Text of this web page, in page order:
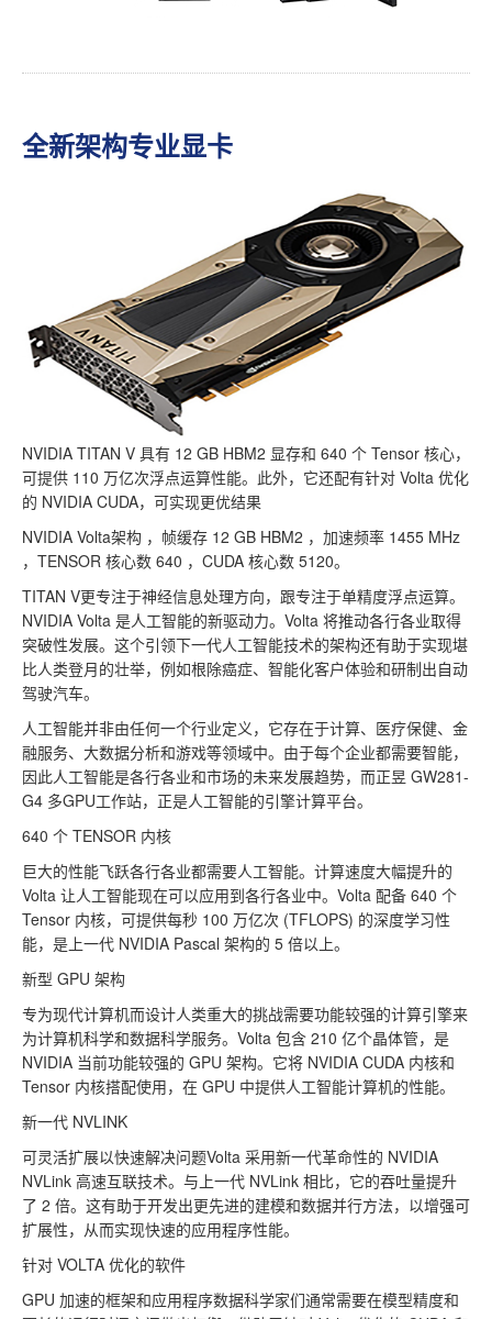
全新架构专业显卡
NVIDIA TITAN V 具有 12 GB HBM2 显存和 640 个 Tensor 核心，
可提供 110 万亿次浮点运算性能。此外，它还配有针对 Volta 优化
的 NVIDIA CUDA，可实现更优结果
NVIDIA Volta架构 ，帧缓存 12 GB HBM2 ，加速频率 1455 MHz
，TENSOR 核心数 640 ，CUDA 核心数 5120。
TITAN V更专注于神经信息处理方向，跟专注于单精度浮点运算。
NVIDIA Volta 是人工智能的新驱动力。Volta 将推动各行各业取得
突破性发展。这个引领下一代人工智能技术的架构还有助于实现堪
比人类登月的壮举，例如根除癌症、智能化客户体验和研制出自动
驾驶汽车。
人工智能并非由任何一个行业定义，它存在于计算、医疗保健、金
融服务、大数据分析和游戏等领域中。由于每个企业都需要智能，
因此人工智能是各行各业和市场的未来发展趋势，而正昱 GW281-
G4 多GPU工作站，正是人工智能的引擎计算平台。
640 个 TENSOR 内核
巨大的性能飞跃各行各业都需要人工智能。计算速度大幅提升的
Volta 让人工智能现在可以应用到各行各业中。Volta 配备 640 个
Tensor 内核，可提供每秒 100 万亿次 (TFLOPS) 的深度学习性
能，是上一代 NVIDIA Pascal 架构的 5 倍以上。
新型 GPU 架构
专为现代计算机而设计人类重大的挑战需要功能较强的计算引擎来
为计算机科学和数据科学服务。Volta 包含 210 亿个晶体管，是
NVIDIA 当前功能较强的 GPU 架构。它将 NVIDIA CUDA 内核和
Tensor 内核搭配使用，在 GPU 中提供人工智能计算机的性能。
新一代 NVLINK
可灵活扩展以快速解决问题Volta 采用新一代革命性的 NVIDIA
NVLink 高速互联技术。与上一代 NVLink 相比，它的吞吐量提升
了 2 倍。这有助于开发出更先进的建模和数据并行方法，以增强可
扩展性，从而实现快速的应用程序性能。
针对 VOLTA 优化的软件
GPU 加速的框架和应用程序数据科学家们通常需要在模型精度和